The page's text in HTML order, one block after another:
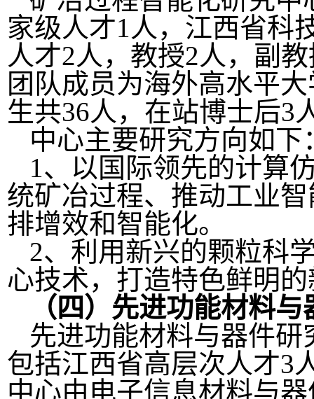
家级人才1人，江西省科
人才2人，教授2人，副
团队成员为海外高水平
生共36人，在站博士后3
中心主要研究方向如下
1、以国际领先的计算
统矿冶过程、推动工业
排增效和智能化。
2、利用新兴的颗粒科
心技术，打造特色鲜明
（四）先进功能材料
先进功能材料与器件
包括江西省高层次人才3
中心由电子信息材料与